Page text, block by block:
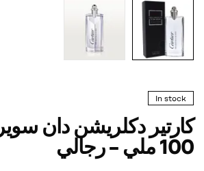
In stock
كارتير دكلريشن دان سوير
100 ملي – رجالي